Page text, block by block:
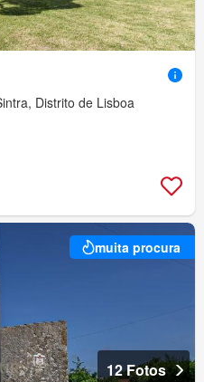
Distrito de Lisboa
muita procura
12 Fotos